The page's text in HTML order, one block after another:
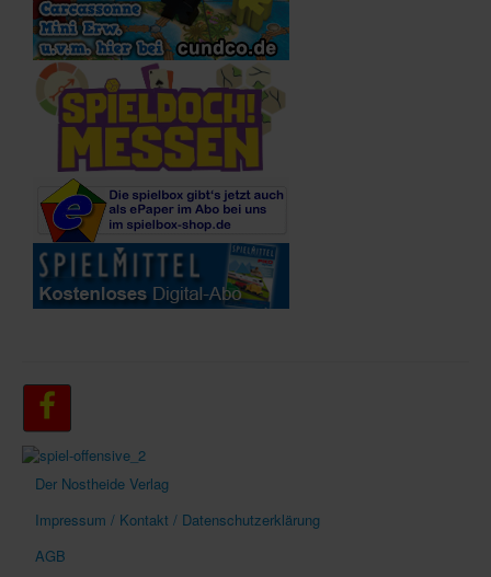
Der Nostheide Verlag
Impressum / Kontakt / Datenschutzerklärung
AGB